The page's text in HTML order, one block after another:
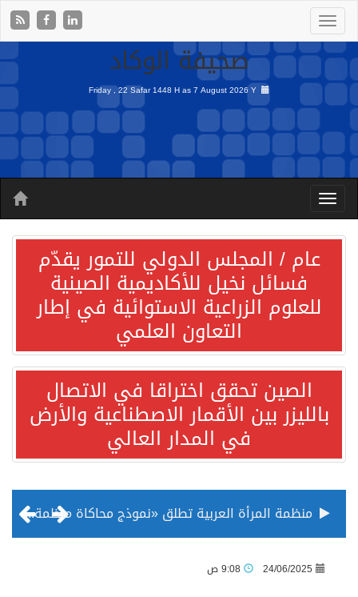
صحيفة الوكاد
Friday , 22 Safar 1448 H as7 August 2026 Y
عام / المجلس الدولي للتمور يقدّم
فسائل نخيل للأكاديمية الصينية
للعلوم الزراعية الاستوائية في إطار
التعاون العلمي
الصين تحقق اختراقا في الاتصال
بالليزر بين الأقمار الاصطناعية والأرض
في المدار العالي
منظمة المرأة العربية تطلق «نموذج محاكاة منظمة المرأة العربية للشباب» بمشاركة 10 دول عربية..غدًا
24/06/2025